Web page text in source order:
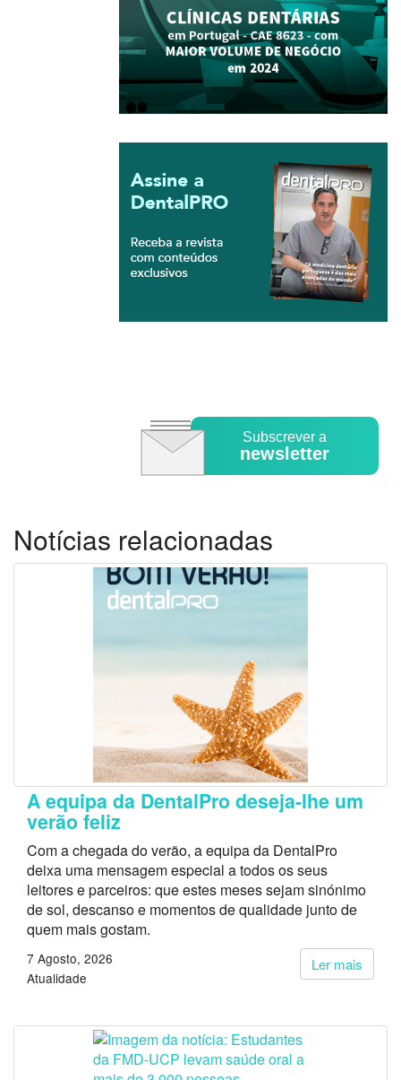
Subscrever a
newsletter
Notícias relacionadas
A equipa da DentalPro deseja-lhe um
verão feliz
Com a chegada do verão, a equipa da DentalPro
deixa uma mensagem especial a todos os seus
leitores e parceiros: que estes meses sejam sinónimo
de sol, descanso e momentos de qualidade junto de
quem mais gostam.
Ler mais
7 Agosto, 2026
Atualidade